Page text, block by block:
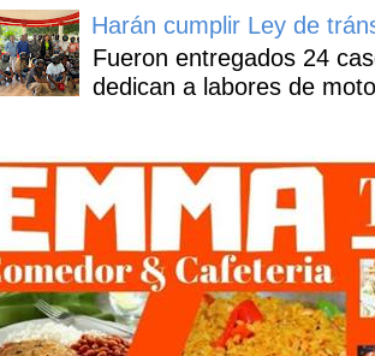
Harán cumplir Ley de
Fueron entregados 24
dedican a labores de